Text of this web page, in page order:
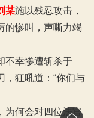
某施以残忍攻击，
的惨叫，声嘶力竭
不幸惨遭斩杀于
，狂吼道：“你们与
为何会对四位法官